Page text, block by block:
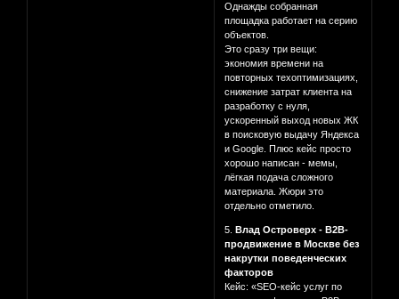
Однажды собранная
площадка работает на серию
объектов.
Это сразу три вещи:
экономия времени на
повторных техоптимизациях,
снижение затрат клиента на
разработку с нуля,
ускоренный выход новых ЖК
в поисковую выдачу Яндекса
и Google. Плюс кейс просто
хорошо написан - мемы,
лёгкая подача сложного
материала. Жюри это
отдельно отметило.
5.Влад Островерх - B2B-
продвижение в Москве без
накрутки поведенческих
факторов
Кейс: «SEO-кейс услуг по